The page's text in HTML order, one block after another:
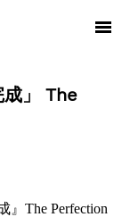
成」 The
』The Perfection